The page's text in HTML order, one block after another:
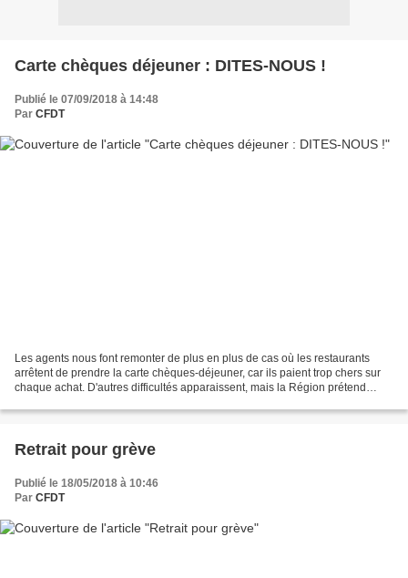
Carte chèques déjeuner : DITES-NOUS !
Publié le 07/09/2018 à 14:48
Par CFDT
Les agents nous font remonter de plus en plus de cas où les restaurants
arrêtent de prendre la carte chèques-déjeuner, car ils paient trop chers sur
chaque achat. D'autres difficultés apparaissent, mais la Région prétend
Retrait pour grève
Publié le 18/05/2018 à 10:46
Par CFDT